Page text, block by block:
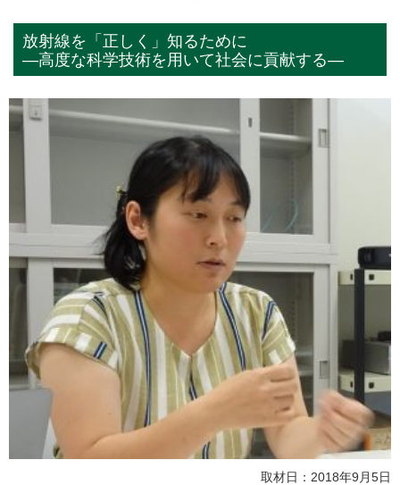
放射線を「正しく」知るために
―高度な科学技術を用いて社会に貢献する―
取材日：2018年9月5日